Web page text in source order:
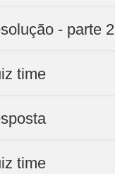
- parte 2
time
time